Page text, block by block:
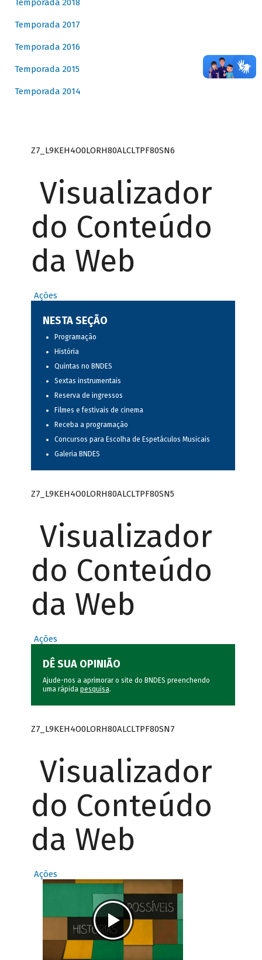
Temporada 2018
Temporada 2017
Temporada 2016
Temporada 2015
Temporada 2014
Z7_L9KEH4O0LORH80ALCLTPF80SN6
Visualizador
do Conteúdo
da Web
Ações
NESTA SEÇÃO
Programação
História
Quintas no BNDES
Sextas instrumentais
Reserva de ingressos
Filmes e festivais de cinema
Receba a programação
Concursos para Escolha de Espetáculos Musicais
Galeria BNDES
Z7_L9KEH4O0LORH80ALCLTPF80SN5
Visualizador
do Conteúdo
da Web
Ações
DÊ SUA OPINIÃO
Ajude-nos a aprimorar o site do BNDES preenchendo
uma rápida pesquisa.
Z7_L9KEH4O0LORH80ALCLTPF80SN7
Visualizador
do Conteúdo
da Web
Ações